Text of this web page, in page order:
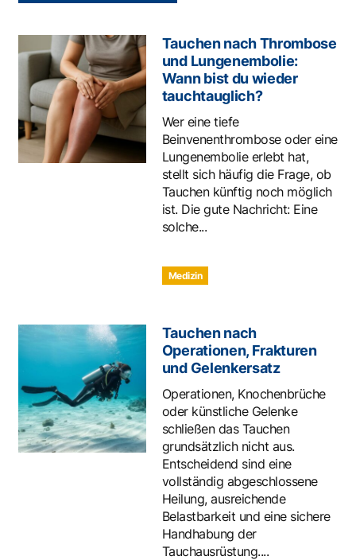
Tauchen nach Thrombose
und Lungenembolie:
Wann bist du wieder
tauchtauglich?
Wer eine tiefe
Beinvenenthrombose oder eine
Lungenembolie erlebt hat,
stellt sich häufig die Frage, ob
Tauchen künftig noch möglich
ist. Die gute Nachricht: Eine
solche...
Medizin
Tauchen nach
Operationen, Frakturen
und Gelenkersatz
Operationen, Knochenbrüche
oder künstliche Gelenke
schließen das Tauchen
grundsätzlich nicht aus.
Entscheidend sind eine
vollständig abgeschlossene
Heilung, ausreichende
Belastbarkeit und eine sichere
Handhabung der
Tauchausrüstung....